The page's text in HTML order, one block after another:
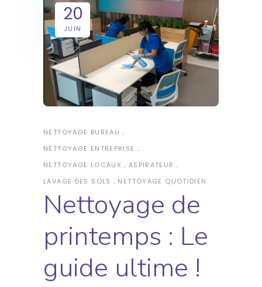
20
JUIN
NETTOYAGE BUREAU
NETTOYAGE ENTREPRISE
NETTOYAGE LOCAUX
ASPIRATEUR
LAVAGE DES SOLS
NETTOYAGE QUOTIDIEN
Nettoyage de
printemps : Le
guide ultime !